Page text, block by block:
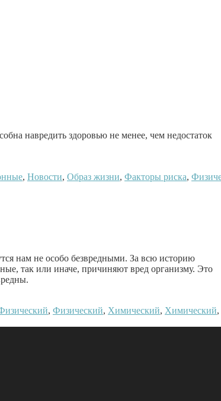
навредить здоровью не менее, чем недостаток
, Новости, Образ жизни, Факторы риска,
нам не особо безвредными. За всю историю
так или иначе, причиняют вред организму. Это
, Физический, Химический, Химический,